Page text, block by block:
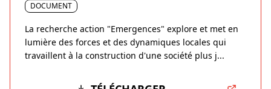
DOCUMENT
La recherche action "Emergences" explore et met en
lumière des forces et des dynamiques locales qui
travaillent à la construction d'une société plus j...